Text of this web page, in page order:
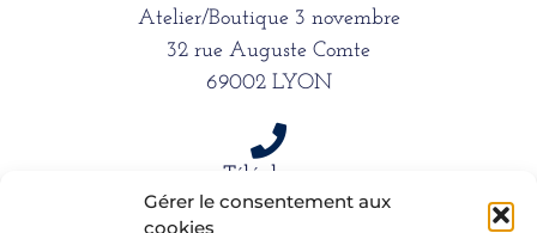
Gérer le consentement aux
cookies
Atelier/Boutique 3 novembre
32 rue Auguste Comte
69002 LYON
Téléphone
06 15 61 39 66